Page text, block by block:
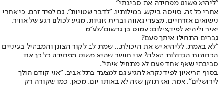
"ליהיא פשוט מפחידה את סביבתי"
אחרי כל זה, סויסה ביקש, במילותיו, "לדבר שטויות". גם לפיד זרם, כי אחרי
נישואים אזרחיים, מצעדי גאווה וברית זוגיות, מגיע לכולם רגע של אוויר.
יאיר וליהיא לפיד,צילום: עמוס בן גרשום/לע"מ
גברים התחילו איתך פעם?
"לא באמת. לליהיא יש את היכולת... שמת לב לקור הצונן והמבהיל בעיניים
הכחולות הגדולות האלה? אני חושב שהיא פשוט מפחידה כל כך את
סביבתי שאף אחד פעם לא מתחיל איתי".
בסוף הריאיון לפיד נקרא להגיע גם למצעד בתל אביב. "אני קודם הולך
לירושלים", אמר, ואז תוקן שזה לא באותו יום. מכאן, כמו שקורה רק